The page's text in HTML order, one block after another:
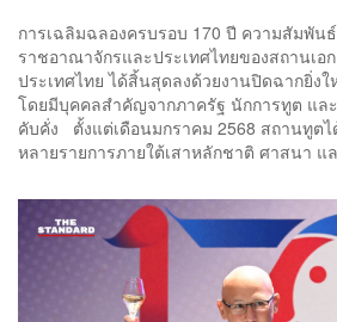
การเฉลิมฉลองครบรอบ 170 ปี ความสัมพัน
ราชอาณาจักรและประเทศไทยของสถานเอ
ประเทศไทย ได้สิ้นสุดลงด้วยงานปิดฉากยิ่ง
โดยมีบุคคลสำคัญจากภาครัฐ นักการทูต แล
คับคั่ง ตั้งแต่เดือนมกราคม 2568 สถานทูต
หลายรายการภายใต้เสาหลักชาติ ศาสนา แ